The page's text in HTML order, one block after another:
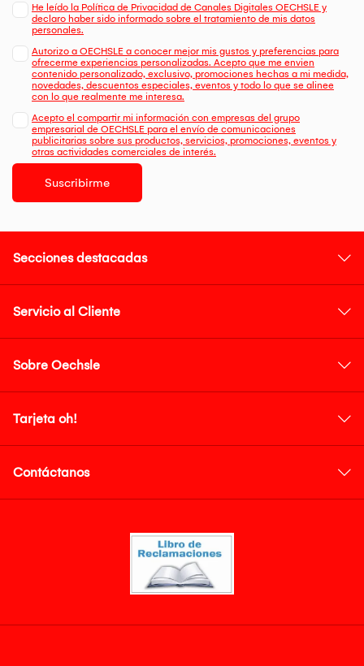
He leído la Política de Privacidad de Canales Digitales OECHSLE y
declaro haber sido informado sobre el tratamiento de mis datos
personales.
Autorizo a OECHSLE a conocer mejor mis gustos y preferencias para
ofrecerme experiencias personalizadas. Acepto que me envien
contenido personalizado, exclusivo, promociones hechas a mi medida,
novedades, descuentos especiales, eventos y todo lo que se alinee
con lo que realmente me interesa.
Acepto el compartir mi información con empresas del grupo
empresarial de OECHSLE para el envío de comunicaciones
publicitarias sobre sus productos, servicios, promociones, eventos y
otras actividades comerciales de interés.
Suscribirme
Secciones destacadas
Servicio al Cliente
Sobre Oechsle
Tarjeta oh!
Contáctanos